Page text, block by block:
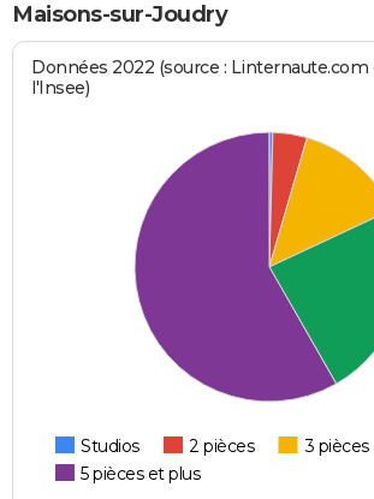
Maisons-sur-Joudry
Données 2022 (source : Linternaute.com
l'Insee)
Studios 2 pièces 3 pièces
5 pièces et plus